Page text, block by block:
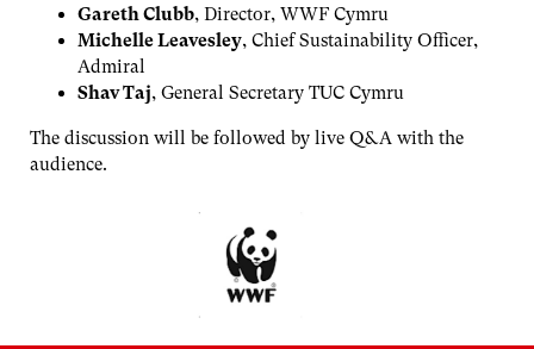
Gareth Clubb, Director, WWF Cymru
Michelle Leavesley, Chief Sustainability Officer,
Admiral
Shav Taj, General Secretary TUC Cymru
The discussion will be followed by live Q&A with the
audience.